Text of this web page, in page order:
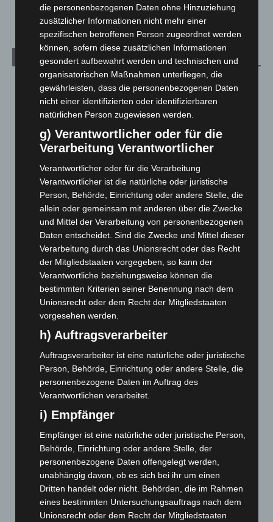
1.272
Archiv
August 2026(15)
Juli 2026(73)
Juni 2026(139)
Mai 2026(99)
März 2026(115)
Februar 2026(109)
Januar 2026(122)
Dezember 2025
(103)
November 2025(114)
Oktober 2025(112)
September 2025 (93)
August 2025(90)
Juli 2025(90)
Juni 2025(103)
Mai 2025(112)
(88)
März 2025(111)
Februar 2025(96)
Januar 2025(88)
Dezember 2024(89)
November 2024(94)
Oktober 2024(93)
September 2024(112)
die personenbezogenen Daten ohne Hinzuziehung
zusätzlicher Informationen nicht mehr einer
spezifischen betroffenen Person zugeordnet werden
können, sofern diese zusätzlichen Informationen
gesondert aufbewahrt werden und technischen und
organisatorischen Maßnahmen unterliegen, die
gewährleisten, dass die personenbezogenen Daten
nicht einer identifizierten oder identifizierbaren
natürlichen Person zugewiesen werden.
g) Verantwortlicher oder für die
Verarbeitung Verantwortlicher
Verantwortlicher oder für die Verarbeitung
Verantwortlicher ist die natürliche oder juristische
Person, Behörde, Einrichtung oder andere Stelle, die
allein oder gemeinsam mit anderen über die Zwecke
und Mittel der Verarbeitung von personenbezogenen
Daten entscheidet. Sind die Zwecke und Mittel dieser
Verarbeitung durch das Unionsrecht oder das Recht
der Mitgliedstaaten vorgegeben, so kann der
Verantwortliche beziehungsweise können die
bestimmten Kriterien seiner Benennung nach dem
Unionsrecht oder dem Recht der Mitgliedstaaten
vorgesehen werden.
h) Auftragsverarbeiter
Auftragsverarbeiter ist eine natürliche oder juristische
Person, Behörde, Einrichtung oder andere Stelle, die
personenbezogene Daten im Auftrag des
Verantwortlichen verarbeitet.
i) Empfänger
Empfänger ist eine natürliche oder juristische Person,
Behörde, Einrichtung oder andere Stelle, der
personenbezogene Daten offengelegt werden,
unabhängig davon, ob es sich bei ihr um einen
Dritten handelt oder nicht. Behörden, die im Rahmen
eines bestimmten Untersuchungsauftrags nach dem
Unionsrecht oder dem Recht der Mitgliedstaaten